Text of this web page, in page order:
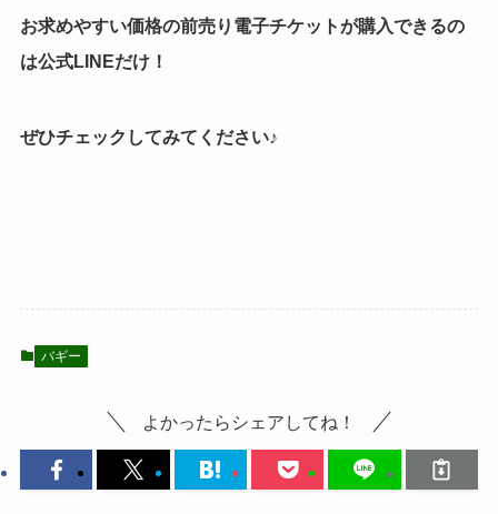
お求めやすい価格の前売り電子チケットが購入できるの
は公式LINEだけ！
ぜひチェックしてみてください♪
バギー
よかったらシェアしてね！